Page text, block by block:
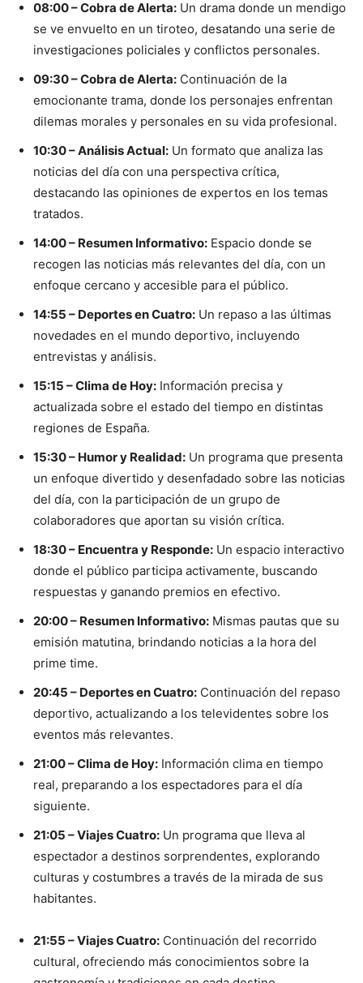
08:00 – Cobra de Alerta: Un drama donde un mendigo
se ve envuelto en un tiroteo, desatando una serie de
investigaciones policiales y conflictos personales.
09:30 – Cobra de Alerta: Continuación de la
emocionante trama, donde los personajes enfrentan
dilemas morales y personales en su vida profesional.
10:30 – Análisis Actual: Un formato que analiza las
noticias del día con una perspectiva crítica,
destacando las opiniones de expertos en los temas
tratados.
14:00 – Resumen Informativo: Espacio donde se
recogen las noticias más relevantes del día, con un
enfoque cercano y accesible para el público.
14:55 – Deportes en Cuatro: Un repaso a las últimas
novedades en el mundo deportivo, incluyendo
entrevistas y análisis.
15:15 – Clima de Hoy: Información precisa y
actualizada sobre el estado del tiempo en distintas
regiones de España.
15:30 – Humor y Realidad: Un programa que presenta
un enfoque divertido y desenfadado sobre las noticias
del día, con la participación de un grupo de
colaboradores que aportan su visión crítica.
18:30 – Encuentra y Responde: Un espacio interactivo
donde el público participa activamente, buscando
respuestas y ganando premios en efectivo.
20:00 – Resumen Informativo: Mismas pautas que su
emisión matutina, brindando noticias a la hora del
prime time.
20:45 – Deportes en Cuatro: Continuación del repaso
deportivo, actualizando a los televidentes sobre los
eventos más relevantes.
21:00 – Clima de Hoy: Información clima en tiempo
real, preparando a los espectadores para el día
siguiente.
21:05 – Viajes Cuatro: Un programa que lleva al
espectador a destinos sorprendentes, explorando
culturas y costumbres a través de la mirada de sus
habitantes.
21:55 – Viajes Cuatro: Continuación del recorrido
cultural, ofreciendo más conocimientos sobre la